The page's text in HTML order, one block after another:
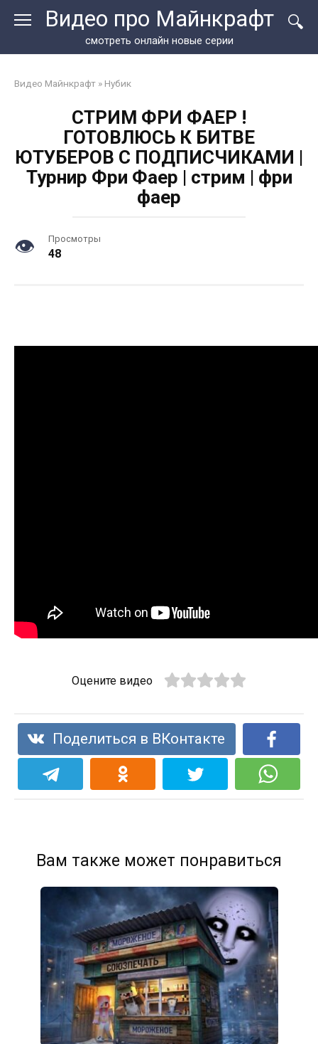
Видео про Майнкрафт
смотреть онлайн новые серии
Видео Майнкрафт » Нубик
СТРИМ ФРИ ФАЕР !
ГОТОВЛЮСЬ К БИТВЕ
ЮТУБЕРОВ С ПОДПИСЧИКАМИ |
Турнир Фри Фаер | стрим | фри
фаер
Просмотры
48
Оцените видео
Поделиться в ВКонтакте
Вам также может понравиться